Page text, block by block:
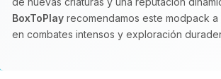
BoxToPlay recomendamos este modpack
en combates intensos y exploración